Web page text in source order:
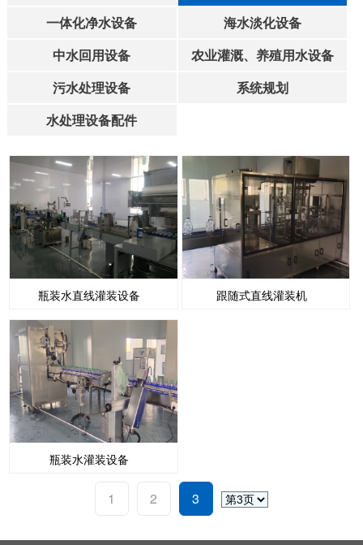
一体化净水设备
海水淡化设备
中水回用设备
农业灌溉、养殖用水设备
污水处理设备
系统规划
水处理设备配件
瓶装水直线灌装设备 跟随式直线灌装机
瓶装水灌装设备
1 2 3